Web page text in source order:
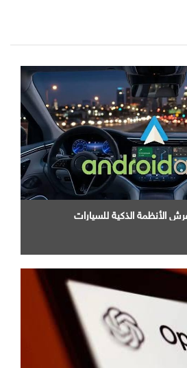
الأنظمة الذكية للسيارات